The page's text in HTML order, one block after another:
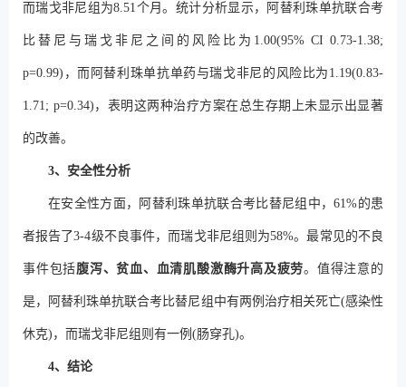
而瑞戈非尼组为8.51个月。统计分析显示，阿替利珠单抗联合考
比替尼与瑞戈非尼之间的风险比为1.00(95% CI 0.73-1.38;
p=0.99)，而阿替利珠单抗单药与瑞戈非尼的风险比为1.19(0.83-
1.71; p=0.34)，表明这两种治疗方案在总生存期上未显示出显著
的改善。
3、安全性分析
在安全性方面，阿替利珠单抗联合考比替尼组中，61%的患
者报告了3-4级不良事件，而瑞戈非尼组则为58%。最常见的不良
事件包括腹泻、贫血、血清肌酸激酶升高及疲劳。值得注意的
是，阿替利珠单抗联合考比替尼组中有两例治疗相关死亡(感染性
休克)，而瑞戈非尼组则有一例(肠穿孔)。
4、结论